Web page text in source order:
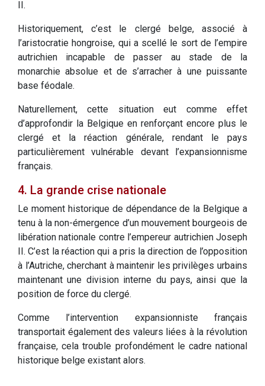
II.
Historiquement, c’est le clergé belge, associé à
l’aristocratie hongroise, qui a scellé le sort de l’empire
autrichien incapable de passer au stade de la
monarchie absolue et de s’arracher à une puissante
base féodale.
Naturellement, cette situation eut comme effet
d’approfondir la Belgique en renforçant encore plus le
clergé et la réaction générale, rendant le pays
particulièrement vulnérable devant l’expansionnisme
français.
4. La grande crise nationale
Le moment historique de dépendance de la Belgique a
tenu à la non-émergence d’un mouvement bourgeois de
libération nationale contre l’empereur autrichien Joseph
II. C’est la réaction qui a pris la direction de l’opposition
à l’Autriche, cherchant à maintenir les privilèges urbains
maintenant une division interne du pays, ainsi que la
position de force du clergé.
Comme l’intervention expansionniste français
transportait également des valeurs liées à la révolution
française, cela trouble profondément le cadre national
historique belge existant alors.